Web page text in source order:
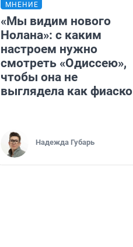
МНЕНИЕ
«Мы видим нового
Нолана»: с каким
настроем нужно
смотреть «Одиссею»,
чтобы она не
выглядела как фиаско
Надежда Губарь